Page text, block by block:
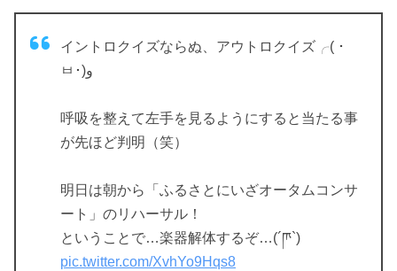
イントロクイズならぬ、アウトロクイズ╭( ･
ㅂ･)و
呼吸を整えて左手を見るようにすると当たる事
が先ほど判明（笑）
明日は朝から「ふるさとにいざオータムコンサ
ート」のリハーサル！
ということで…楽器解体するぞ…(´ཫ`)
pic.twitter.com/XvhYo9Hqs8